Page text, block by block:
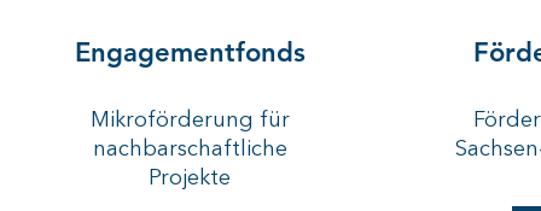
Engagementfonds
Mikroförderung für
nachbarschaftliche
Projekte